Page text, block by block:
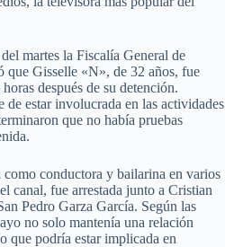
martes la Fiscalía General de
Gisselle «N», de 32 años, fue
después de su detención.
de estar involucrada en las actividades
que no había pruebas
como conductora y bailarina en varios
canal, fue arrestada junto a Cristian
Pedro Garza García. Según las
no solo mantenía una relación
que podría estar implicada en